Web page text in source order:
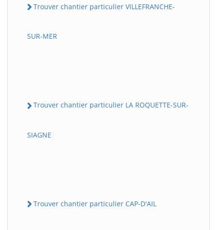
Trouver chantier particulier VILLEFRANCHE-
SUR-MER
Trouver chantier particulier LA ROQUETTE-SUR-
SIAGNE
Trouver chantier particulier CAP-D'AIL